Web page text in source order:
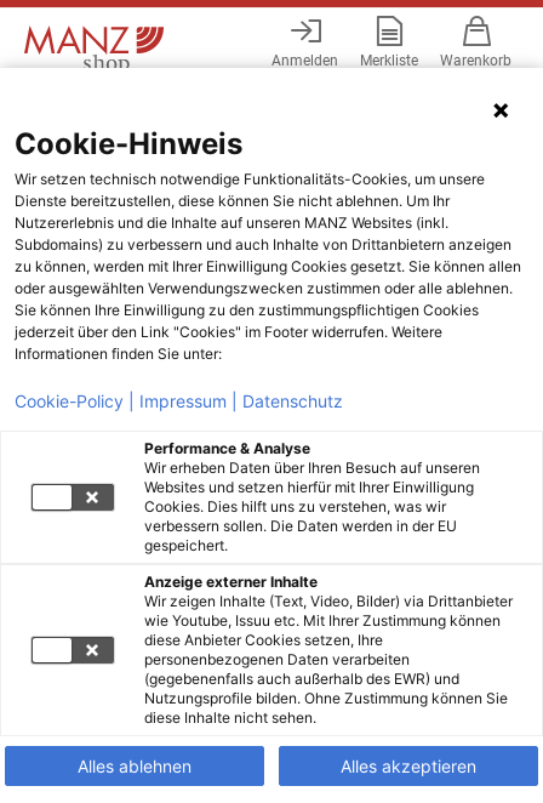
Anmelden Merkliste Warenkorb
Cookie-Hinweis
Wir setzen technisch notwendige Funktionalitäts-Cookies, um unsere
Dienste bereitzustellen, diese können Sie nicht ablehnen. Um Ihr
Nutzererlebnis und die Inhalte auf unseren MANZ Websites (inkl.
Subdomains) zu verbessern und auch Inhalte von Drittanbietern anzeigen
zu können, werden mit Ihrer Einwilligung Cookies gesetzt. Sie können allen
oder ausgewählten Verwendungszwecken zustimmen oder alle ablehnen.
Sie können Ihre Einwilligung zu den zustimmungspflichtigen Cookies
jederzeit über den Link "Cookies" im Footer widerrufen. Weitere
Informationen finden Sie unter:
Cookie-Policy | Impressum | Datenschutz
Performance & Analyse
Wir erheben Daten über Ihren Besuch auf unseren
Websites und setzen hierfür mit Ihrer Einwilligung
Cookies. Dies hilft uns zu verstehen, was wir
verbessern sollen. Die Daten werden in der EU
gespeichert.
Anzeige externer Inhalte
Wir zeigen Inhalte (Text, Video, Bilder) via Drittanbieter
wie Youtube, Issuu etc. Mit Ihrer Zustimmung können
diese Anbieter Cookies setzen, Ihre
personenbezogenen Daten verarbeiten
(gegebenenfalls auch außerhalb des EWR) und
Nutzungsprofile bilden. Ohne Zustimmung können Sie
diese Inhalte nicht sehen.
Alles ablehnen Alles akzeptieren